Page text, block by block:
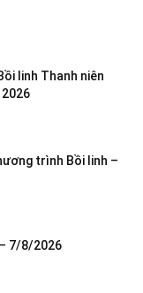
linh Thanh niên
trình Bồi linh –
7/8/2026